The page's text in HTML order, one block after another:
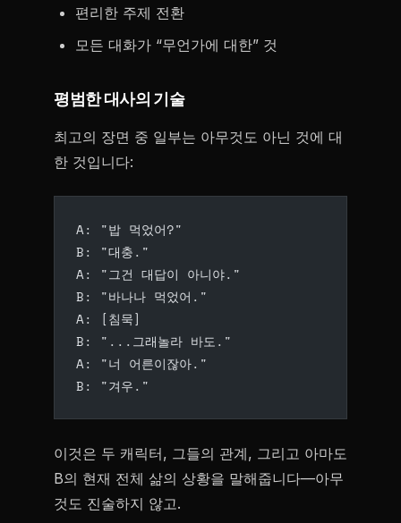
편리한 주제 전환
모든 대화가 “무언가에 대한” 것
평범한 대사의 기술
최고의 장면 중 일부는 아무것도 아닌 것에 대
한 것입니다:
A: "밥 먹었어?"
B: "대충."
A: "그건 대답이 아니야."
B: "바나나 먹었어."
A: [침묵]
B: "...그래놀라 바도."
A: "너 어른이잖아."
B: "겨우."
이것은 두 캐릭터, 그들의 관계, 그리고 아마도
B의 현재 전체 삶의 상황을 말해줍니다—아무
것도 진술하지 않고.